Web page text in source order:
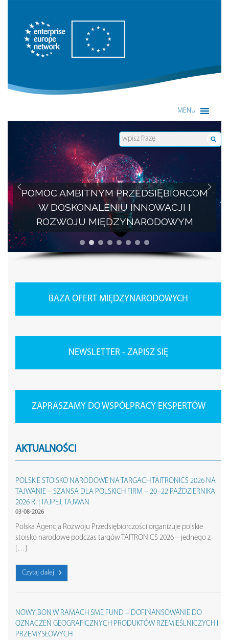
Enterprise Europe Network
MENU
POMOC AMBITNYM PRZEDSIĘBIORCOM
W DOSKONALENIU INNOWACJI I
ROZWOJU MIĘDZYNARODOWYM
BAZA OFERT MIĘDZYNARODOWYCH
NEWSLETTER - ZAPISZ SIĘ
ZAPRASZAMY DO WSPÓŁPRACY EKSPERTÓW
AKTUALNOŚCI
POLSKIE STOISKO NARODOWE NA TARGACH TAITRONICS 2026 NA
TAJWANIE – SZANSA DLA POLSKICH FIRM – 20–22 PAŹDZIERNIKA
2026 R. | TAJPEJ, TAJWAN
03-08-2026
Polska Agencja Rozwoju Przedsiębiorczości organizuje polskie
stoisko narodowe podczas targów TAITRONICS 2026 – jednego z
[…]
Czytaj dalej
NOWY BON W RAMACH SME FUND – DOFINANSOWANIE DO
OZNACZEŃ GEOGRAFICZNYCH PRODUKTÓW RZEMIEŚLNICZYCH I
PRZEMYSŁOWYCH